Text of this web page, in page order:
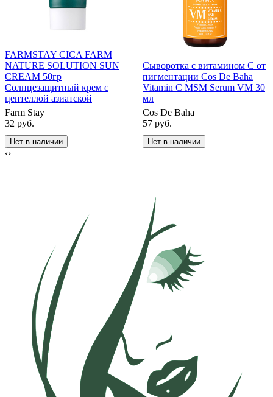
FARMSTAY CICA FARM
NATURE SOLUTION SUN
CREAM 50гр
Cолнцезащитный крем c
центеллой азиатской
Farm Stay
32 руб.
Нет в наличии
Сыворотка с витамином C от
пигментации Cos De Baha
Vitamin C MSM Serum VM 30
мл
Cos De Baha
57 руб.
Нет в наличии
‹›